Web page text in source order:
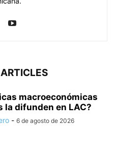
macroeconómicas
la difunden en LAC?
- 6 de agosto de 2026